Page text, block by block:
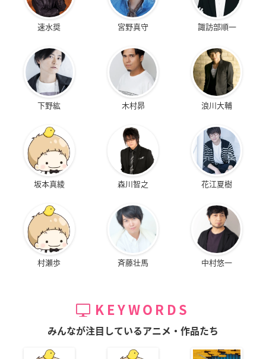
速水奨 宮野真守 諏訪部順一
下野紘 木村昴 浪川大輔
坂本真綾 森川智之 花江夏樹
村瀬歩 斉藤壮馬 中村悠一
KEYWORDS
みんなが注目しているアニメ・作品たち